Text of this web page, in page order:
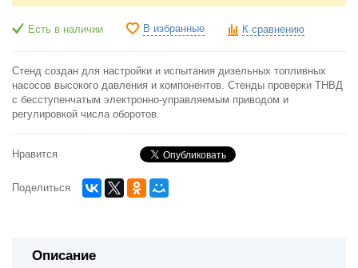
Есть в наличии В избранные К сравнению
Стенд создан для настройки и испытания дизельных топливных
насосов высокого давления и компонентов. Стенды проверки ТНВД
с бесступенчатым электронно-управляемым приводом и
регулировкой числа оборотов.
Нравится
Поделиться
Описание